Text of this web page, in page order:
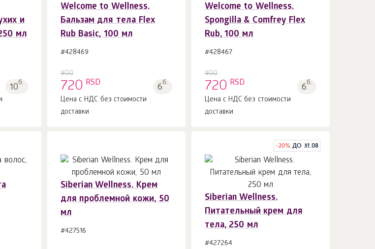
и
мл
10б.
Welcome to Wellness.
Бальзам для тела Flex
Rub Basic, 100 мл
#428469
900
720 RSD 6б.
Цена с НДС без стоимости
доставки
В корзину 1шт.
Welcome to Wellness.
Spongilla & Comfrey Flex
Rub, 100 мл
#428467
900
720 RSD 6б.
Цена с НДС без стоимости
доставки
В корзину 1шт.
Siberian Wellness. Крем
для проблемной кожи, 50
мл
#427516
-20% ДО 31.08
Siberian Wellness.
Питательный крем для
тела, 250 мл
#427264
В корзину 1шт.